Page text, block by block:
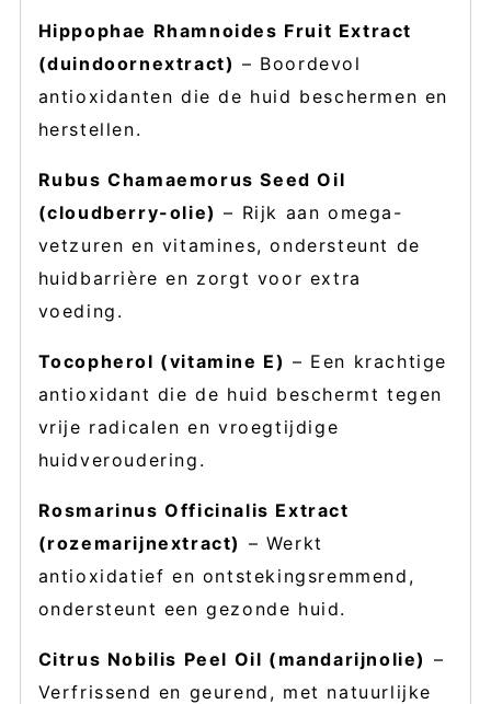
Hippophae Rhamnoides Fruit Extract
(duindoornextract) – Boordevol
antioxidanten die de huid beschermen en
herstellen.
Rubus Chamaemorus Seed Oil
(cloudberry-olie) – Rijk aan omega-
vetzuren en vitamines, ondersteunt de
huidbarrière en zorgt voor extra
voeding.
Tocopherol (vitamine E) – Een krachtige
antioxidant die de huid beschermt tegen
vrije radicalen en vroegtijdige
huidveroudering.
Rosmarinus Officinalis Extract
(rozemarijnextract) – Werkt
antioxidatief en ontstekingsremmend,
ondersteunt een gezonde huid.
Citrus Nobilis Peel Oil (mandarijnolie) –
Verfrissend en geurend, met natuurlijke